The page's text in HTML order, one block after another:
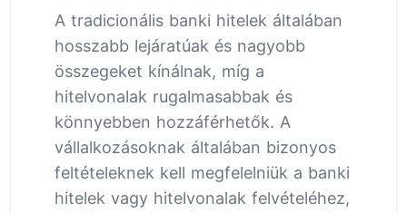
A tradicionális banki hitelek általában
hosszabb lejáratúak és nagyobb
összegeket kínálnak, míg a
hitelvonalak rugalmasabbak és
könnyebben hozzáférhetők. A
vállalkozásoknak általában bizonyos
feltételeknek kell megfelelniük a banki
hitelek vagy hitelvonalak felvételéhez,